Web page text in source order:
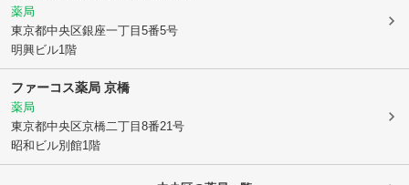
薬局
東京都中央区銀座一丁目5番5号
明興ビル1階
ファーコス薬局 京橋
薬局
東京都中央区京橋二丁目8番21号
昭和ビル別館1階